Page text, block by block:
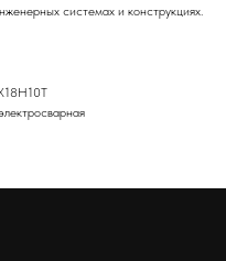
системах и конструкциях.